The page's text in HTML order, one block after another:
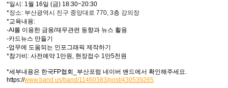
*일시: 1월 16일 (금) 18:30~20:30
*장소: 부산광역시 진구 중앙대로 770, 3층 강의장
*교육내용:
-AI를 이용한 금융/재무관련 동향과 뉴스 활용
-카드뉴스 만들기
-업무에 도움되는 인포그래픽 제작하기
*참가비: 사전예약 1만원, 현장접수 1만5천원
*세부내용은 한국FP협회_부산포럼 네이버 밴드에서 확인해주세요.
https://www.band.us/band/11460383/post/430539265